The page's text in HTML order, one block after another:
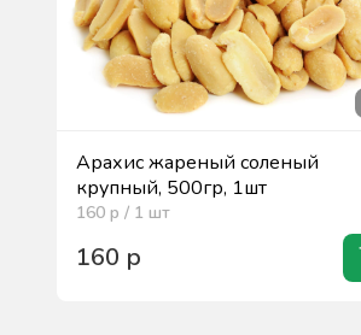
Арахис жареный соленый
крупный, 500гр, 1шт
160 р / 1 шт
160 р